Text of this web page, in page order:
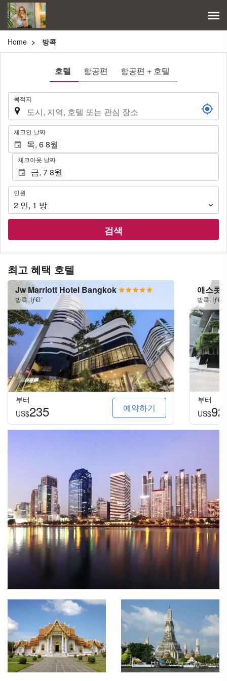
Home 방콕
호텔 항공편 항공편 + 호텔
. 목적지
. 체크인 날짜
체크아웃 날짜
인
원
인원
2 인, 1 방
검색
최고 혜택 호텔
Jw Marriott Hotel Bangkok
방콕, íƒ€ì´
부터
US$235 예약하기
애스콧
방콕, íƒ€ì´
부터
US$92